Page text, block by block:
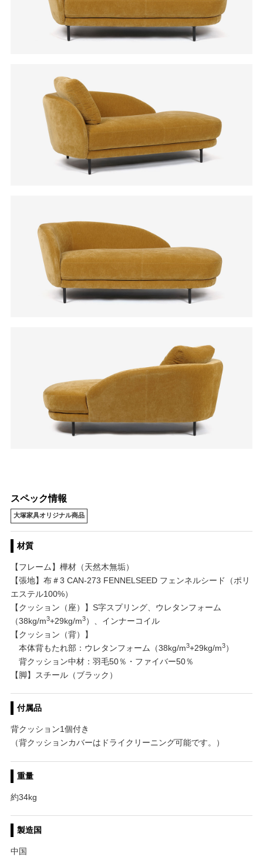
スペック情報
大塚家具オリジナル商品
材質
【フレーム】樺材（天然木無垢）
【張地】布＃3 CAN-273 FENNELSEED フェンネルシード（ポリ
エステル100%）
【クッション（座）】S字スプリング、ウレタンフォーム
（38kg/m3+29kg/m3）、インナーコイル
【クッション（背）】
本体背もたれ部：ウレタンフォーム（38kg/m3+29kg/m3）
背クッション中材：羽毛50％・ファイバー50％
【脚】スチール（ブラック）
付属品
背クッション1個付き
（背クッションカバーはドライクリーニング可能です。）
重量
約34kg
製造国
中国